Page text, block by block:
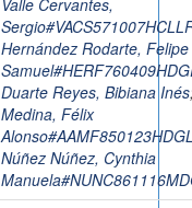
Valle Cervantes,
Hernández Rodarte, Felipe
Duarte Reyes, Bibiana Inés
Medina, Félix
Núñez Núñez, Cynthia